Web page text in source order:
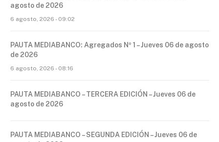
agosto de 2026
6 agosto, 2026 - 09:02
PAUTA MEDIABANCO: Agregados Nº 1 – Jueves 06 de agosto
de 2026
6 agosto, 2026 - 08:16
PAUTA MEDIABANCO – TERCERA EDICIÓN – Jueves 06 de
agosto de 2026
PAUTA MEDIABANCO – SEGUNDA EDICIÓN – Jueves 06 de